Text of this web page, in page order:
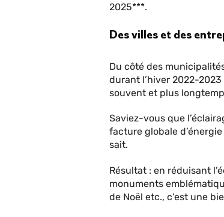
2025***.
Des villes et des
Du côté des
durant l’hiver 2022-
souvent et plus
Saviez-vous que
facture globale
sait.
Résultat : en réduisant
monuments
de Noël etc., c’est une